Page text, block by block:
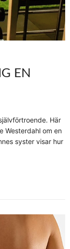
EN
Här
Westerdahl om en
syster visar hur